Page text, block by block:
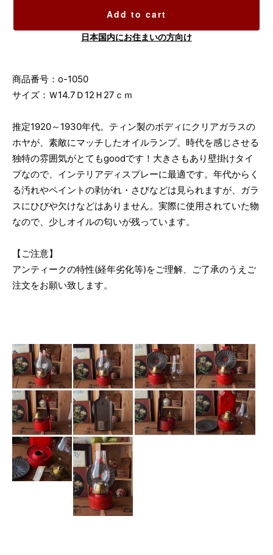
Add to cart
日本国内にお住まいの方向け
商品番号：o-1050
サイズ：Ｗ14.7Ｄ12Ｈ27ｃｍ
推定1920～1930年代。ティン製のボディにクリアガラスの
ホヤが、素敵にマッチしたオイルランプ。時代を感じさせる
独特の雰囲気がとてもgoodです！大きさもあり壁掛けタイ
プなので、インテリアディスプレーに最適です。年代からく
る汚れやペイントの剥がれ・さびなどは見られますが、ガラ
スにひびや欠けなどはありません。実際に使用されていた物
なので、少しオイルの匂いが残っています。
【ご注意】
アンティークの特性(経年劣化等)をご理解、ご了承のうえご
注文をお願い致します。